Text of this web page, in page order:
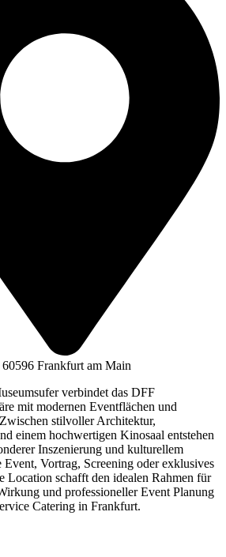
Frankfurt am Main
verbindet das DFF
mit modernen Eventflächen und
stilvoller Architektur,
einem hochwertigen Kinosaal entstehen
Inszenierung und kulturellem
Vortrag, Screening oder exklusives
Location schafft den idealen Rahmen für
und professioneller Event Planung
Catering in Frankfurt.